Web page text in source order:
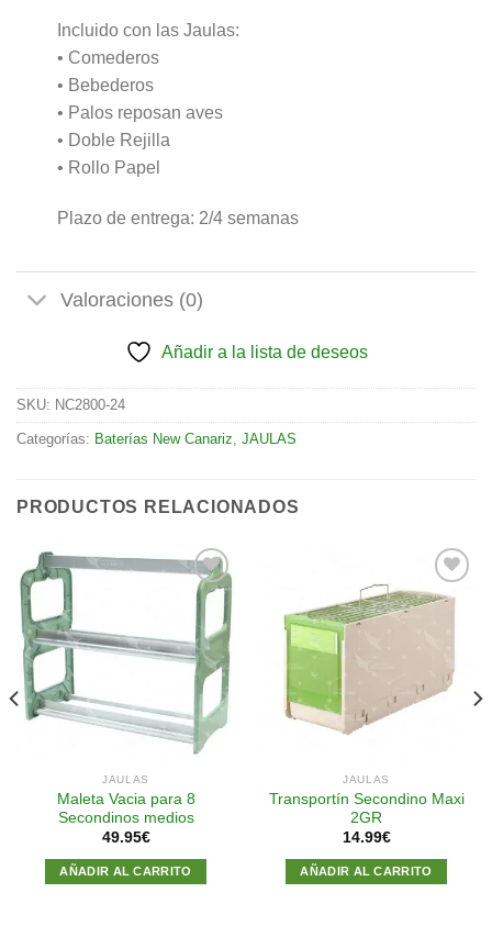
Incluido con las Jaulas:
• Comederos
• Bebederos
• Palos reposan aves
• Doble Rejilla
• Rollo Papel
Plazo de entrega: 2/4 semanas
Valoraciones (0)
Añadir a la lista de deseos
SKU: NC2800-24
Categorías: Baterías New Canariz, JAULAS
PRODUCTOS RELACIONADOS
Añadir
a la
lista de
deseos
JAULAS
Maleta Vacia para 8
Secondinos medios
49.95€
AÑADIR AL CARRITO
lista de
deseos
JAULAS
Transportín Secondino Maxi
2GR
14.99€
AÑADIR AL CARRITO